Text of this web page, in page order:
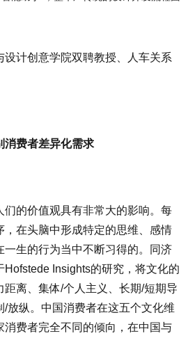
设计创意学院双聘教授、人车关系
消费者差异化需求
们的价值观具有非常大的影响。每
，在头脑中形成特定的思维、感情
一生的行为当中不断习得的。同济
Hofstede Insights的研究，将文化的
离、集体/个人主义、长期/短期导
/放纵。中国消费者在这五个文化维
消费者完全不同的倾向，在中国与